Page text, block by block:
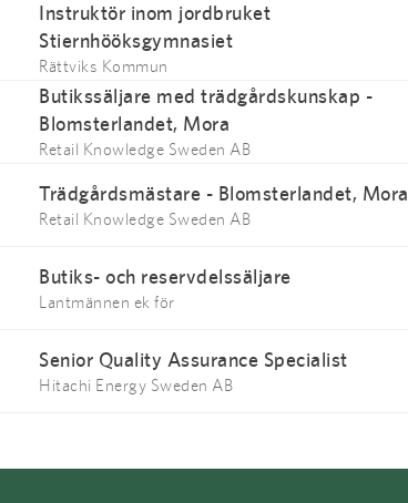
Instruktör inom jordbruket
Stiernhööksgymnasiet
Rättviks Kommun
Butikssäljare med trädgårdskunskap -
Blomsterlandet, Mora
Retail Knowledge Sweden AB
Trädgårdsmästare - Blomsterlandet, Mora
Retail Knowledge Sweden AB
Butiks- och reservdelssäljare
Lantmännen ek för
Senior Quality Assurance Specialist
Hitachi Energy Sweden AB